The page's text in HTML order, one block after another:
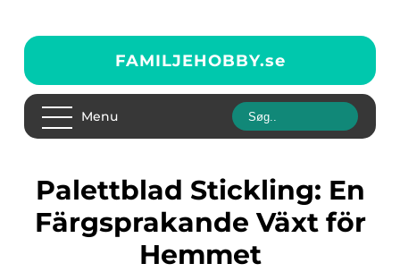
FAMILJEHOBBY.se
Menu
Palettblad Stickling: En
Färgsprakande Växt för
Hemmet